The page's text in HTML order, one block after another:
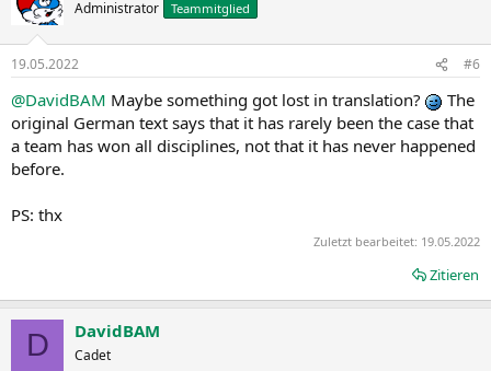
i
e
:
Administrator Teammitglied
19.05.2022 #6
@DavidBAM Maybe something got lost in translation?
The
original German text says that it has rarely been the case that
a team has won all disciplines, not that it has never happened
before.
PS: thx
Zuletzt bearbeitet: 19.05.2022
Zitieren
D DavidBAM
Cadet